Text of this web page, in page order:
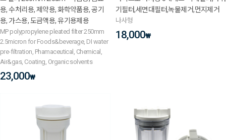
용, 수처리용, 제약용, 화학약품용, 공기
용, 가스용, 도금액용, 유기용제용
MP polypropylene pleated filter 250mm
2.5micron for Foods&beverage, DI water
pre-filtration, Phamaceutical, Chemical,
Air&gas, Coating, Organic solvents
23,000₩
기필터,세면대필터,녹물제거,먼지제거
나사형
18,000₩